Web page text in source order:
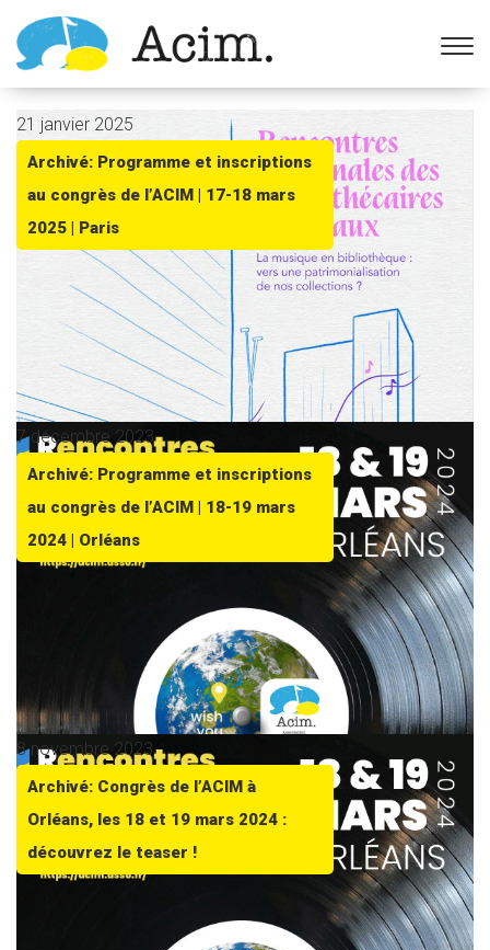
Ouvrir la barre d’outils
21 janvier 2025
Archivé: Programme et inscriptions
au congrès de l’ACIM | 17-18 mars
2025 | Paris
7 décembre 2023
Archivé: Programme et inscriptions
au congrès de l’ACIM | 18-19 mars
2024 | Orléans
8 novembre 2023
Archivé: Congrès de l’ACIM à
Orléans, les 18 et 19 mars 2024 :
découvrez le teaser !